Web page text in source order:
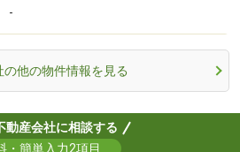
-
の他の物件情報を見る
動産会社に相談する
・簡単入力2項目